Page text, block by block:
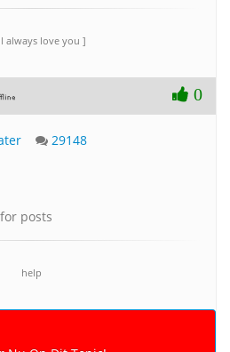
always love you ]
0
29148
posts
help